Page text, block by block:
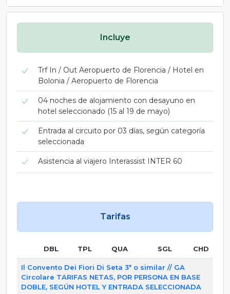
Incluye
Trf In / Out Aeropuerto de Florencia / Hotel en
Bolonia / Aeropuerto de Florencia
04 noches de alojamiento con desayuno en
hotel seleccionado (15 al 19 de mayo)
Entrada al circuito por 03 días, según categoría
seleccionada
Asistencia al viajero Interassist INTER 60
Tarifas
DBL TPL QUA SGL CHD
Il Convento Dei Fiori Di Seta 3* o similar // GA
Circolare TARIFAS NETAS, POR PERSONA EN BASE
DOBLE, SEGÚN HOTEL Y ENTRADA SELECCIONADA